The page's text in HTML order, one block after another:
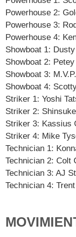
Powerhouse 2:
Powerhouse 3:
Powerhouse 4:
Showboat 1:
Showboat 2:
Showboat 3:
Showboat 4:
Striker 1: Yoshi
Striker 2:
Striker 3: Kassius
Striker 4: Mike
Technician 1:
Technician 2: Colt
Technician 3: AJ
Technician 4: